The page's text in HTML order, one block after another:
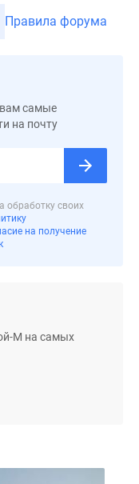
Правила форума
самые
на почту
обработку своих
на получение
М на самых